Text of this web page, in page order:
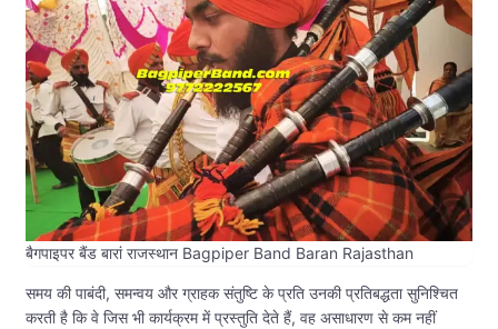
बैगपाइपर बैंड बारां राजस्थान Bagpiper Band Baran Rajasthan
समय की पाबंदी, समन्वय और ग्राहक संतुष्टि के प्रति उनकी प्रतिबद्धता सुनिश्चित
करती है कि वे जिस भी कार्यक्रम में प्रस्तुति देते हैं, वह असाधारण से कम नहीं